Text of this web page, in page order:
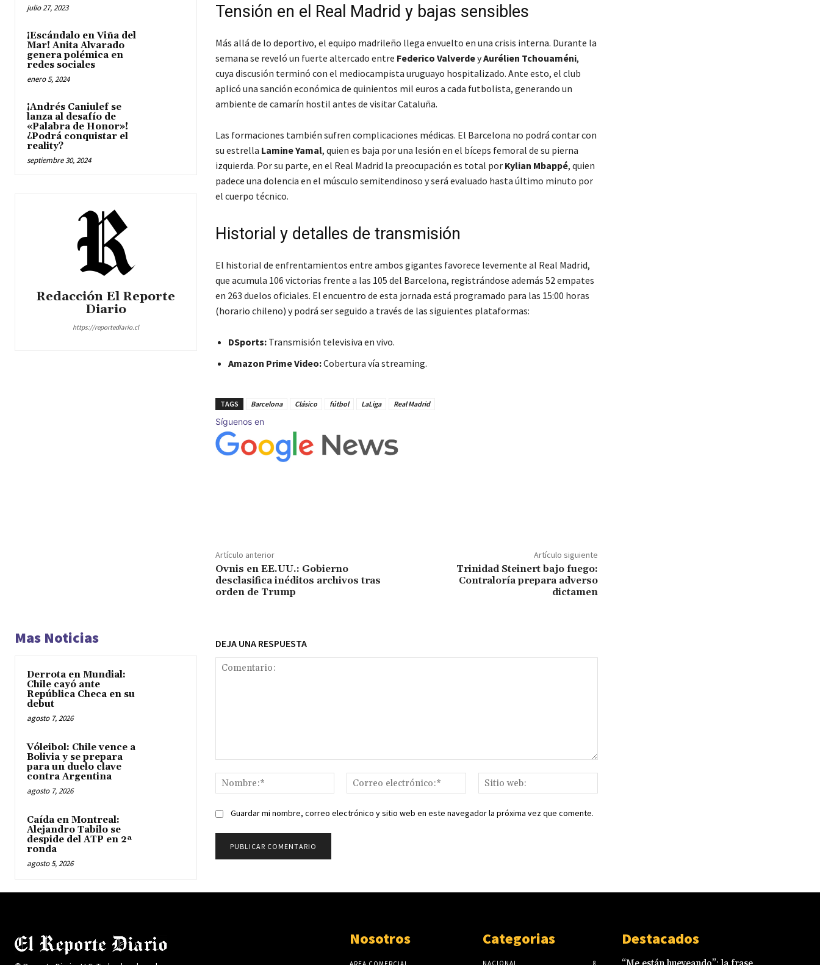
julio 27, 2023
¡Escándalo en Viña del
Mar! Anita Alvarado
genera polémica en
redes sociales
enero 5, 2024
¡Andrés Caniulef se
lanza al desafío de
«Palabra de Honor»!
¿Podrá conquistar el
reality?
septiembre 30, 2024
Redacción El Reporte
Diario
https://reportediario.cl
Tensión en el Real Madrid y bajas sensibles
Más allá de lo deportivo, el equipo madrileño llega envuelto en una crisis interna. Durante la
semana se reveló un fuerte altercado entre Federico ValverdeyAurélien Tchouaméni,
cuya discusión terminó con el mediocampista uruguayo hospitalizado. Ante esto, el club
aplicó una sanción económica de quinientos mil euros a cada futbolista, generando un
ambiente de camarín hostil antes de visitar Cataluña.
Las formaciones también sufren complicaciones médicas. El Barcelona no podrá contar con
su estrella Lamine Yamal, quien es baja por una lesión en el bíceps femoral de su pierna
izquierda. Por su parte, en el Real Madrid la preocupación es total por Kylian Mbappé, quien
padece una dolencia en el músculo semitendinoso y será evaluado hasta último minuto por
el cuerpo técnico.
Historial y detalles de transmisión
El historial de enfrentamientos entre ambos gigantes favorece levemente al Real Madrid,
que acumula 106 victorias frente a las 105 del Barcelona, registrándose además 52 empates
en 263 duelos oficiales. El encuentro de esta jornada está programado para las 15:00 horas
(horario chileno) y podrá ser seguido a través de las siguientes plataformas:
DSports:Transmisión televisiva en vivo.
Amazon Prime Video:Cobertura vía streaming.
TAGS Barcelona Clásico fútbol LaLiga Real Madrid
Síguenos en
Artículo anterior
Ovnis en EE.UU.: Gobierno
desclasifica inéditos archivos tras
orden de Trump
Artículo siguiente
Trinidad Steinert bajo fuego:
Contraloría prepara adverso
dictamen
Mas Noticias
Derrota en Mundial:
Chile cayó ante
República Checa en su
debut
agosto 7, 2026
Vóleibol: Chile vence a
Bolivia y se prepara
para un duelo clave
contra Argentina
agosto 7, 2026
Caída en Montreal:
Alejandro Tabilo se
despide del ATP en 2ª
ronda
agosto 5, 2026
DEJA UNA RESPUESTA
Nombre:*
Correo
electrónico:*
web:
Guardar mi nombre, correo electrónico y sitio web en este navegador la próxima vez que comente.
Nosotros Categorias
NACIONAL 8
Destacados